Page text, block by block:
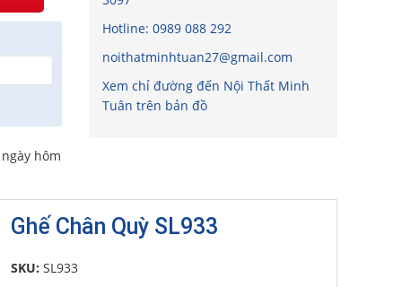
hôm
Hotline: 0989 088 292
noithatminhtuan27@gmail.com
Xem chỉ đường đến Nội Thất Minh
Tuân trên bản đồ
Ghế Chân Quỳ SL933
SKU: SL933